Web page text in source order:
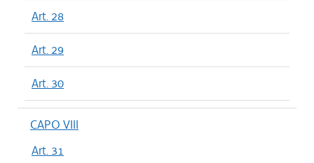
Art. 28
Art. 29
Art. 30
CAPO VIII
Art. 31